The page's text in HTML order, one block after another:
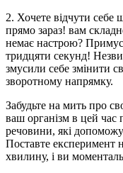
2. Хочете відчути
прямо зараз! вам
немає настрою?
тридцяти секунд!
змусили себе змінити
зворотному напрямку.
Забудьте на мить про
ваш організм в цей час
речовини, які
Поставте експеримент
хвилину, і ви